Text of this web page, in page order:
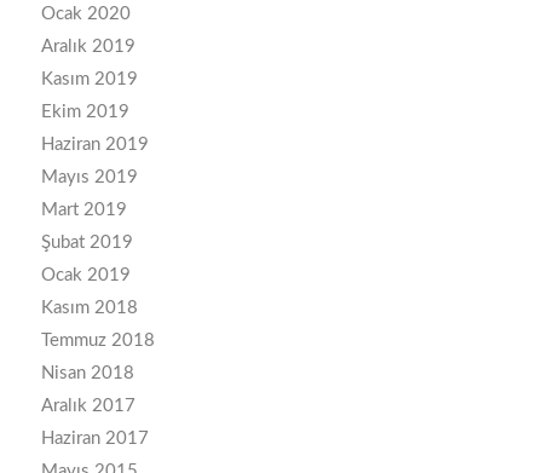
Ocak 2020
Aralık 2019
Kasım 2019
Ekim 2019
Haziran 2019
Mayıs 2019
Mart 2019
Şubat 2019
Ocak 2019
Kasım 2018
Temmuz 2018
Nisan 2018
Aralık 2017
Haziran 2017